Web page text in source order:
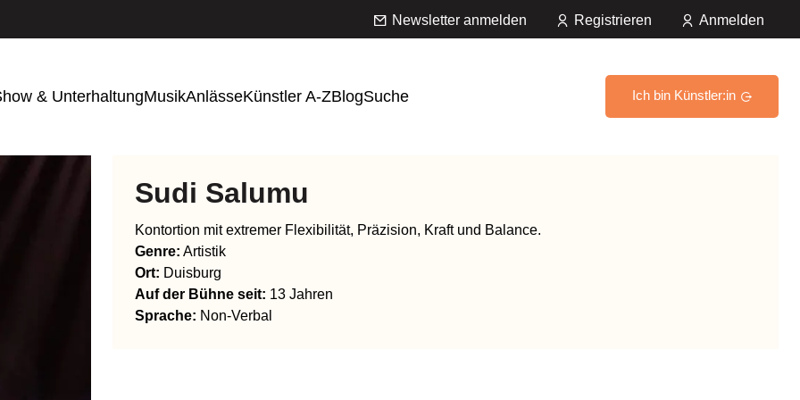
Newsletter anmelden Registrieren Anmelden
& UnterhaltungMusikAnlässeKünstler A-ZBlogSuche Ich bin Künstler:in
Sudi Salumu
Kontortion mit extremer Flexibilität, Präzision, Kraft und Balance.
Genre: Artistik
Ort: Duisburg
Auf der Bühne seit: 13 Jahren
Sprache: Non-Verbal